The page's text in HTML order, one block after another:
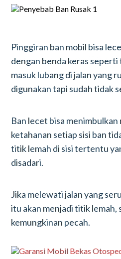
Pinggiran ban mobil bisa
dengan benda keras
masuk lubang di jalan yang
digunakan tapi sudah tidak
Ban lecet bisa menimbulkan
ketahanan setiap sisi ban
titik lemah di sisi tertentu
disadari.
Jika melewati jalan yang
itu akan menjadi titik lemah,
kemungkinan pecah.